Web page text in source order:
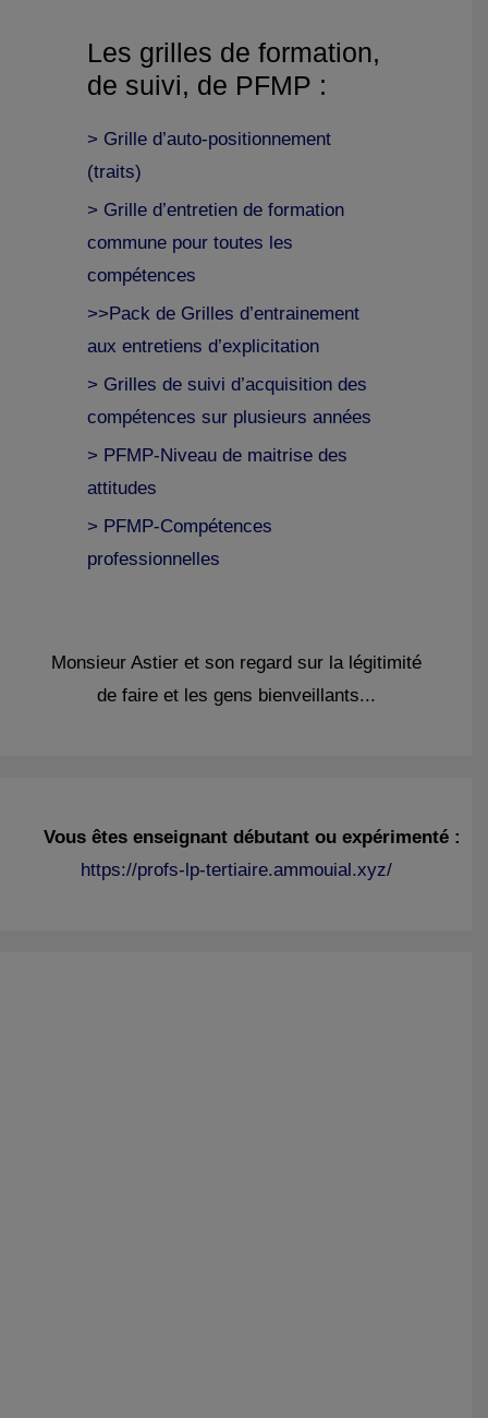
Les grilles de formation,
de suivi, de PFMP :
> Grille d’auto-positionnement
(traits)
> Grille d’entretien de formation
commune pour toutes les
compétences
>>Pack de Grilles d’entrainement
aux entretiens d’explicitation
> Grilles de suivi d’acquisition des
compétences sur plusieurs années
> PFMP-Niveau de maitrise des
attitudes
> PFMP-Compétences
professionnelles
Monsieur Astier et son regard sur la légitimité
de faire et les gens bienveillants...
Vous êtes enseignant débutant ou expérimenté :
https://profs-lp-tertiaire.ammouial.xyz/